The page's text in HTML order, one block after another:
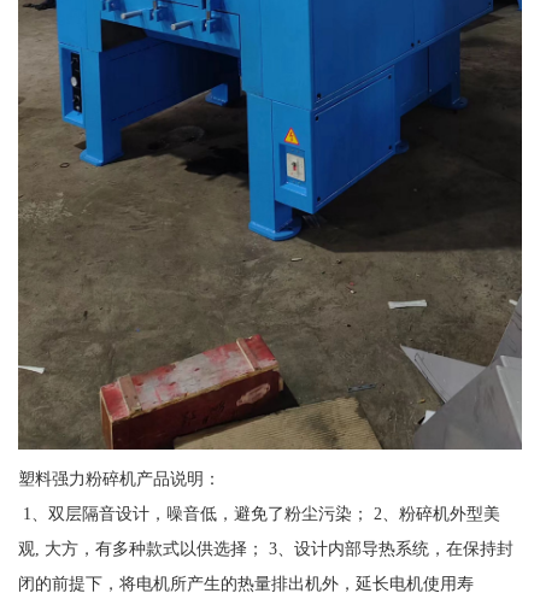
塑料强力粉碎机产品说明：
1、双层隔音设计，噪音低，避免了粉尘污染； 2、粉碎机外型美
观, 大方，有多种款式以供选择； 3、设计内部导热系统，在保持封
闭的前提下，将电机所产生的热量排出机外，延长电机使用寿